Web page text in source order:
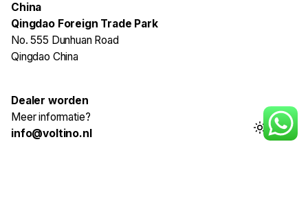
China
Qingdao Foreign Trade Park
No. 555 Dunhuan Road
Qingdao China
Dealer worden
Meer informatie?
info@voltino.nl